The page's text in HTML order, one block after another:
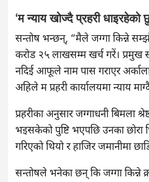
‘म न्याय खोज्दै प्रहरी धाइरहेको
सन्तोष भन्छन्, “मैले जग्गा किन्ने
करोड २५ लाखसम्म खर्च गरें। प्रमुख
नदिई आफूले नाम पास गराएर
अहिले म प्रहरी कार्यालयमा न्याय
प्रहरीका अनुसार जग्गाधनी बिमला
भइसकेको पुष्टि भएपछि उनका छोरा
गरिएको थियो र हाजिर जमानीमा
सन्तोषले भनेका छन् कि जग्गा किन्ने